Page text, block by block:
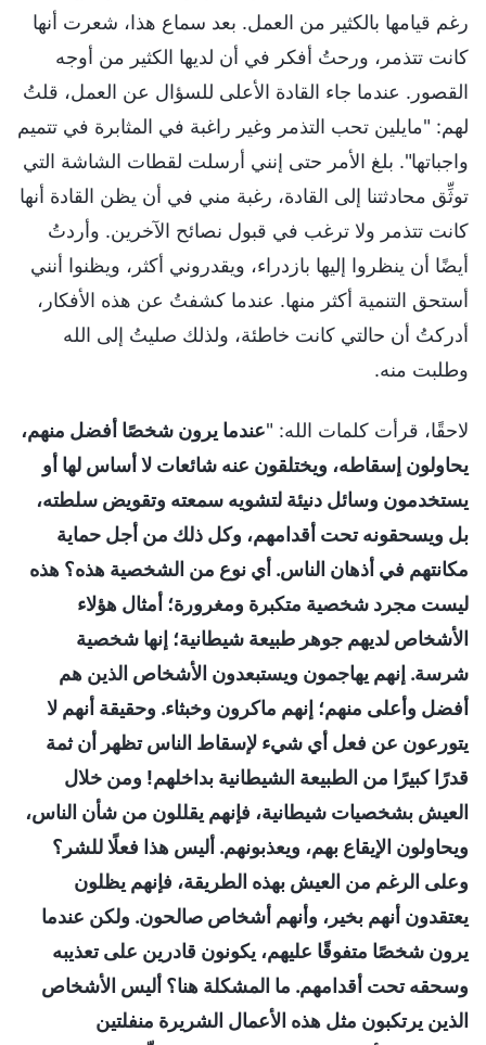
رغم قيامها بالكثير من العمل. بعد سماع هذا، شعرت أنها
كانت تتذمر، ورحتُ أفكر في أن لديها الكثير من أوجه
القصور. عندما جاء القادة الأعلى للسؤال عن العمل، قلتُ
لهم: "مايلين تحب التذمر وغير راغبة في المثابرة في تتميم
واجباتها". بلغ الأمر حتى إنني أرسلت لقطات الشاشة التي
توثِّق محادثتنا إلى القادة، رغبة مني في أن يظن القادة أنها
كانت تتذمر ولا ترغب في قبول نصائح الآخرين. وأردتُ
أيضًا أن ينظروا إليها بازدراء، ويقدروني أكثر، ويظنوا أنني
أستحق التنمية أكثر منها. عندما كشفتُ عن هذه الأفكار،
أدركتُ أن حالتي كانت خاطئة، ولذلك صليتُ إلى الله
وطلبت منه.
لاحقًا، قرأت كلمات الله: "عندما يرون شخصًا أفضل منهم،
يحاولون إسقاطه، ويختلقون عنه شائعات لا أساس لها أو
يستخدمون وسائل دنيئة لتشويه سمعته وتقويض سلطته،
بل ويسحقونه تحت أقدامهم، وكل ذلك من أجل حماية
مكانتهم في أذهان الناس. أي نوع من الشخصية هذه؟ هذه
ليست مجرد شخصية متكبرة ومغرورة؛ أمثال هؤلاء
الأشخاص لديهم جوهر طبيعة شيطانية؛ إنها شخصية
شرسة. إنهم يهاجمون ويستبعدون الأشخاص الذين هم
أفضل وأعلى منهم؛ إنهم ماكرون وخبثاء. وحقيقة أنهم لا
يتورعون عن فعل أي شيء لإسقاط الناس تظهر أن ثمة
قدرًا كبيرًا من الطبيعة الشيطانية بداخلهم! ومن خلال
العيش بشخصيات شيطانية، فإنهم يقللون من شأن الناس،
ويحاولون الإيقاع بهم، ويعذبونهم. أليس هذا فعلًا للشر؟
وعلى الرغم من العيش بهذه الطريقة، فإنهم يظلون
يعتقدون أنهم بخير، وأنهم أشخاص صالحون. ولكن عندما
يرون شخصًا متفوقًا عليهم، يكونون قادرين على تعذيبه
وسحقه تحت أقدامهم. ما المشكلة هنا؟ أليس الأشخاص
الذين يرتكبون مثل هذه الأعمال الشريرة منفلتين